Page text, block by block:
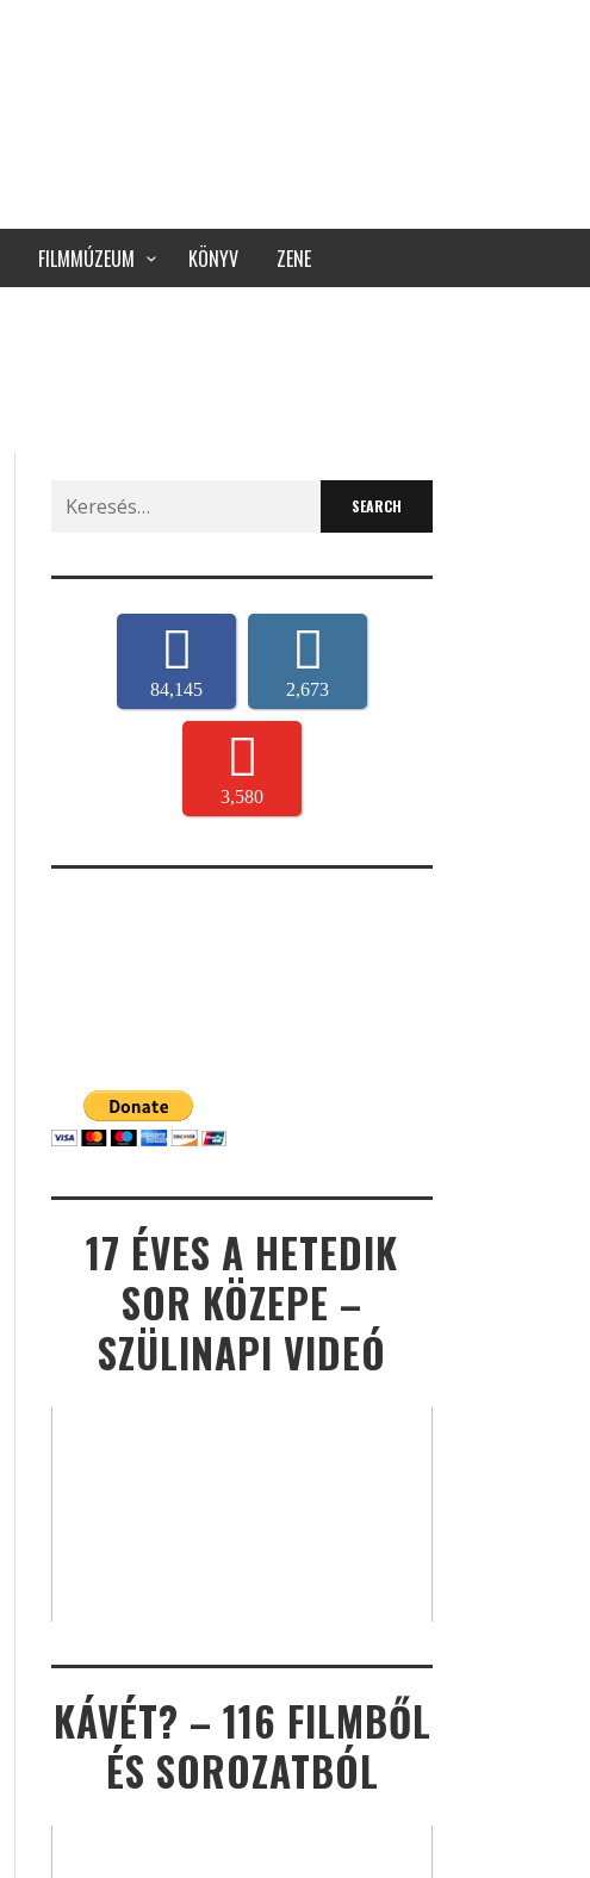
FILMMÚZEUM KÖNYV ZENE
Search
for:
84,145 2,673
3,580
17 ÉVES A HETEDIK
SOR KÖZEPE –
SZÜLINAPI VIDEÓ
KÁVÉT? – 116 FILMBŐL
ÉS SOROZATBÓL